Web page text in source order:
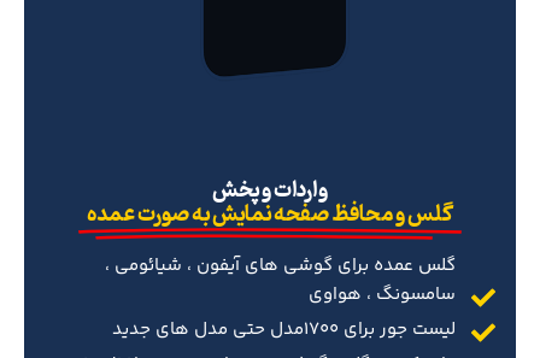
‌واردات و پخش
گلس و محافظ صفحه نمایش به صورت عمده
گلس عمده برای گوشی های آیفون ، شیائومی ،
سامسونگ ، هواوی
لیست جور برای 1700مدل حتی مدل های جدید